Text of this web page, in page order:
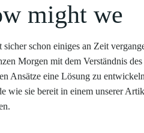
might we
sicher schon einiges an Zeit
Morgen mit dem Verständnis
Ansätze eine Lösung zu
wie sie bereit in einem unserer